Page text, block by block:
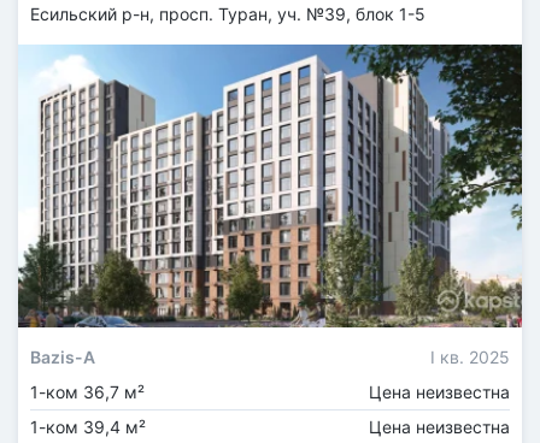
Есильский р-н, просп. Туран, уч. №39, блок 1-5
Bazis-A
I кв. 2025
1-ком 36,7 м²
Цена неизвестна
1-ком 39,4 м²
Цена неизвестна